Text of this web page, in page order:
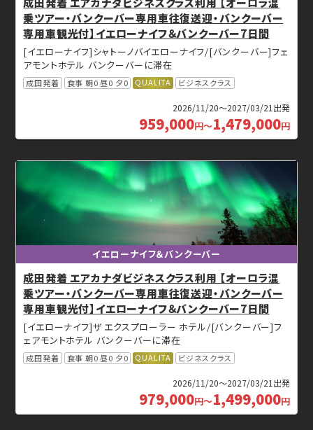
乗ツアー・バンクーバー専用車往復送迎・バンクーバー
専用車観光付】イエローナイフ＆バンクーバー7日間
[イエローナイフ]シャトーノバイエローナイフ/[バンクーバー]フェ
アモントホテル バンクーバーに滞在
成田発着 食事 朝0 昼0 夕0 QUALITA ビジネスクラス
2026/11/20～2027/03/21出発
959,000円～1,479,000円
イエローナイフ＆バンクーバー
成田発着 エアカナダビジネスクラス利用 【オーロラ混
乗ツアー・バンクーバー専用車往復送迎・バンクーバー
専用車観光付】イエローナイフ＆バンクーバー7日間
[イエローナイフ]ザ エクスプローラー ホテル/[バンクーバー]フ
ェアモントホテル バンクーバーに滞在
成田発着 食事 朝0 昼0 夕0 QUALITA ビジネスクラス
2026/11/20～2027/03/21出発
979,000円～1,499,000円